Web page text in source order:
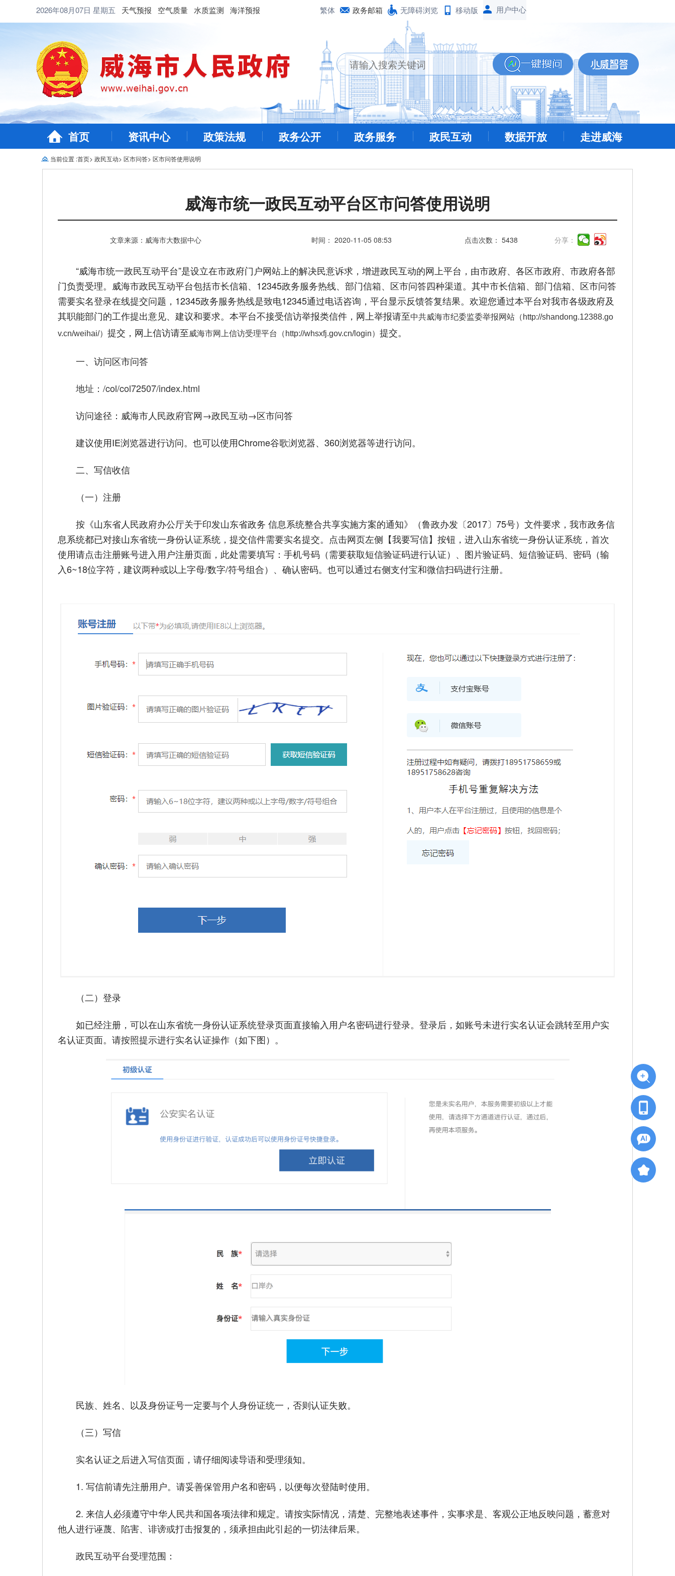
2026年08月07日 星期五 天气预报 空气质量 水质监测 海洋预报 繁体 政务邮箱 无障碍浏览 移动版
首页 资讯中心 政策法规 政务公开 政务服务 政民互动 数据开放 走进威海
当前位置 :首页> 政民互动> 区市问答> 区市问答使用说明
威海市统一政民互动平台区市问答使用说明
文章来源：威海市大数据中心 时间： 2020-11-05 08:53 点击次数：5438 分享：
“威海市统一政民互动平台”是设立在市政府门户网站上的解决民意诉求，增进政民互动的网上平台，由市政府、各区市政府、市政府各部
门负责受理。威海市政民互动平台包括市长信箱、12345政务服务热线、部门信箱、区市问答四种渠道。其中市长信箱、部门信箱、区市问答
需要实名登录在线提交问题，12345政务服务热线是致电12345通过电话咨询，平台显示反馈答复结果。欢迎您通过本平台对我市各级政府及
其职能部门的工作提出意见、建议和要求。本平台不接受信访举报类信件，网上举报请至中共威海市纪委监委举报网站（http://shandong.12388.go
v.cn/weihai/） 提交，网上信访请至威海市网上信访受理平台（http://whsxfj.gov.cn/login） 提交。
一、访问区市问答
地址： /col/col72507/index.html
访问途径：威海市人民政府官网→政民互动→区市问答
建议使用IE浏览器进行访问。也可以使用Chrome谷歌浏览器、360浏览器等进行访问。
二、写信收信
（一）注册
按《山东省人民政府办公厅关于印发山东省政务 信息系统整合共享实施方案的通知》（鲁政办发〔2017〕75号）文件要求，我市政务信
息系统都已对接山东省统一身份认证系统，提交信件需要实名提交。点击网页左侧【我要写信】按钮，进入山东省统一身份认证系统，首次
使用请点击注册账号进入用户注册页面，此处需要填写：手机号码（需要获取短信验证码进行认证）、图片验证码、短信验证码、密码（输
入6~18位字符，建议两种或以上字母/数字/符号组合）、确认密码。也可以通过右侧支付宝和微信扫码进行注册。
（二）登录
如已经注册，可以在山东省统一身份认证系统登录页面直接输入用户名密码进行登录。登录后，如账号未进行实名认证会跳转至用户实
名认证页面。请按照提示进行实名认证操作（如下图）。
民族、姓名、以及身份证号一定要与个人身份证统一，否则认证失败。
（三）写信
实名认证之后进入写信页面，请仔细阅读导语和受理须知。
1. 写信前请先注册用户。请妥善保管用户名和密码，以便每次登陆时使用。
2. 来信人必须遵守中华人民共和国各项法律和规定。请按实际情况，清楚、完整地表述事件，实事求是、客观公正地反映问题，蓄意对
他人进行诬蔑、陷害、诽谤或打击报复的，须承担由此引起的一切法律后果。
政民互动平台受理范围：